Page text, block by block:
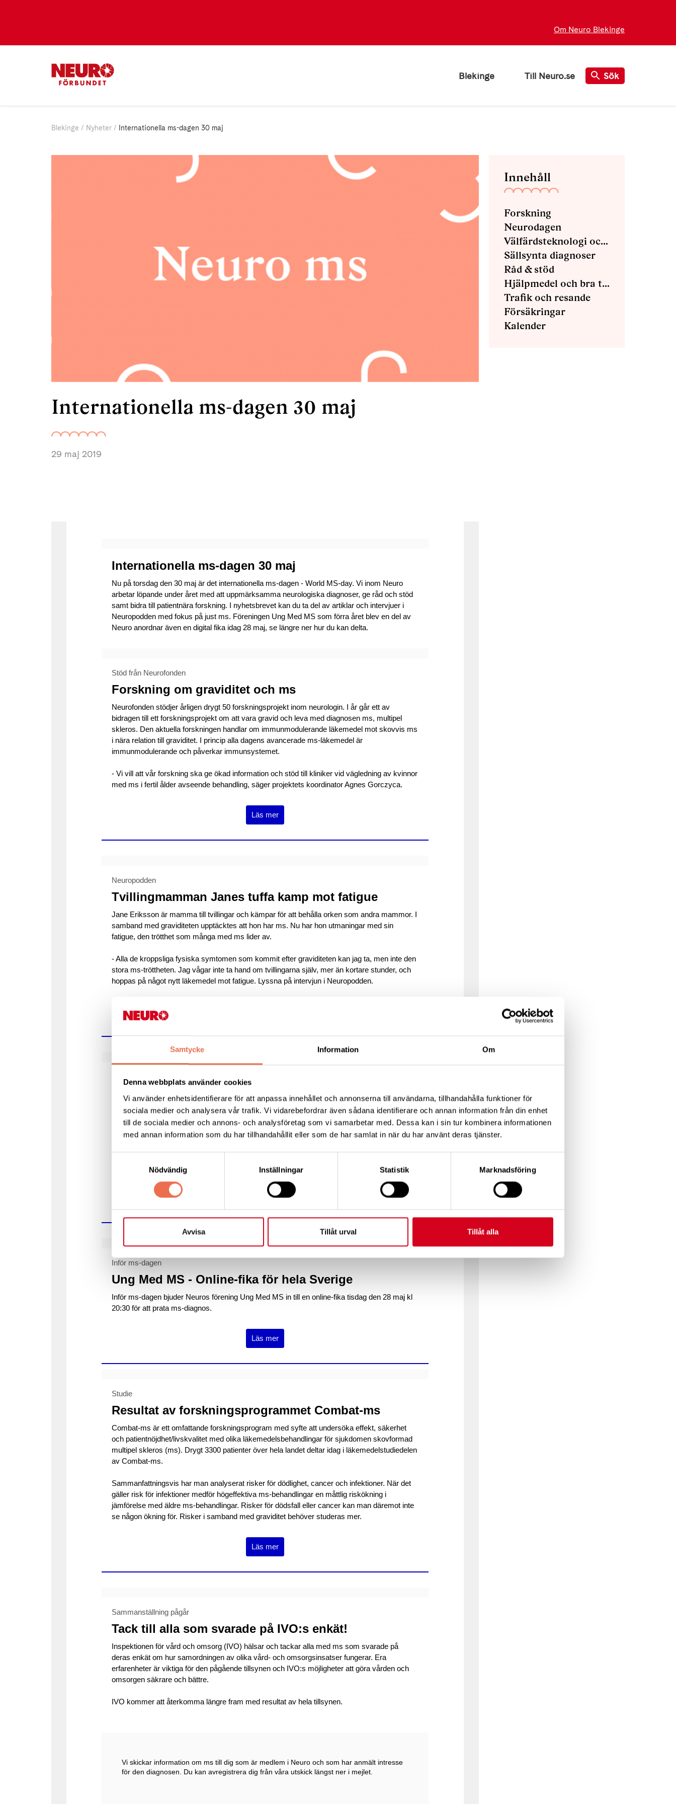
Samtycke Information Om
Denna webbplats använder cookies
Vi använder enhetsidentifierare för att anpassa innehållet och annonserna till användarna, tillhandahålla funktioner för
sociala medier och analysera vår trafik. Vi vidarebefordrar även sådana identifierare och annan information från din enhet
till de sociala medier och annons- och analysföretag som vi samarbetar med. Dessa kan i sin tur kombinera informationen
med annan information som du har tillhandahållit eller som de har samlat in när du har använt deras tjänster.
Nödvändig
Inställningar Statistik Marknadsföring
Avvisa Tillåt urval Tillåt alla
Om Neuro Blekinge
Blekinge Till Neuro.se Sök
Blekinge Nyheter Internationella ms-dagen 30 maj
Internationella ms-dagen 30 maj
29 maj 2019
Internationella ms-dagen 30 maj
Nu på torsdag den 30 maj är det internationella ms-dagen - World MS-day. Vi inom Neuro
arbetar löpande under året med att uppmärksamma neurologiska diagnoser, ge råd och stöd
samt bidra till patientnära forskning. I nyhetsbrevet kan du ta del av artiklar och intervjuer i
Neuropodden med fokus på just ms. Föreningen Ung Med MS som förra året blev en del av
Neuro anordnar även en digital fika idag 28 maj, se längre ner hur du kan delta.
Stöd från Neurofonden
Forskning om graviditet och ms
Neurofonden stödjer årligen drygt 50 forskningsprojekt inom neurologin. I år går ett av
bidragen till ett forskningsprojekt om att vara gravid och leva med diagnosen ms, multipel
skleros. Den aktuella forskningen handlar om immunmodulerande läkemedel mot skovvis ms
i nära relation till graviditet. I princip alla dagens avancerade ms-läkemedel är
immunmodulerande och påverkar immunsystemet.
- Vi vill att vår forskning ska ge ökad information och stöd till kliniker vid vägledning av kvinnor
med ms i fertil ålder avseende behandling, säger projektets koordinator Agnes Gorczyca.
Läs mer
Neuropodden
Tvillingmamman Janes tuffa kamp mot fatigue
Jane Eriksson är mamma till tvillingar och kämpar för att behålla orken som andra mammor. I
samband med graviditeten upptäcktes att hon har ms. Nu har hon utmaningar med sin
fatigue, den trötthet som många med ms lider av.
- Alla de kroppsliga fysiska symtomen som kommit efter graviditeten kan jag ta, men inte den
stora ms-tröttheten. Jag vågar inte ta hand om tvillingarna själv, mer än kortare stunder, och
hoppas på något nytt läkemedel mot fatigue. Lyssna på intervjun i Neuropodden.
World MS Day 30 maj
I år uppmärksammas osynliga symtom på ms-dagen
Den internationella ms-dagen World MS Day den 30 maj uppmärksammar osynliga symtom
extra mycket i år. Det kan exempelvis vara smärta, fatigue, yrsel, inkontinens, domningar och
tyngd i fötter, ben och armar. Det kan vara svårt för omgivning att förstå att man har dessa
utmaningar när man ser frisk ut.
osynliga symtom. Där finns även fler filmer om ms.
Se här
Inför ms-dagen
Ung Med MS - Online-fika för hela Sverige
Inför ms-dagen bjuder Neuros förening Ung Med MS in till en online-fika tisdag den 28 maj kl
20:30 för att prata ms-diagnos.
Läs mer
Studie
Resultat av forskningsprogrammet Combat-ms
Combat-ms är ett omfattande forskningsprogram med syfte att undersöka effekt, säkerhet
och patientnöjdhet/livskvalitet med olika läkemedelsbehandlingar för sjukdomen skovformad
multipel skleros (ms). Drygt 3300 patienter över hela landet deltar idag i läkemedelstudiedelen
av Combat-ms.
Sammanfattningsvis har man analyserat risker för dödlighet, cancer och infektioner. När det
gäller risk för infektioner medför högeffektiva ms-behandlingar en måttlig riskökning i
jämförelse med äldre ms-behandlingar. Risker för dödsfall eller cancer kan man däremot inte
se någon ökning för. Risker i samband med graviditet behöver studeras mer.
Läs mer
Sammanställning pågår
Tack till alla som svarade på IVO:s enkät!
Inspektionen för vård och omsorg (IVO) hälsar och tackar alla med ms som svarade på
deras enkät om hur samordningen av olika vård- och omsorgsinsatser fungerar. Era
erfarenheter är viktiga för den pågående tillsynen och IVO:s möjligheter att göra vården och
omsorgen säkrare och bättre.
IVO kommer att återkomma längre fram med resultat av hela tillsynen.
Vi skickar information om ms till dig som är medlem i Neuro och som har anmält intresse
för den diagnosen. Du kan avregistrera dig från våra utskick längst ner i mejlet.
Innehåll
Forskning
Neurodagen
Välfärdsteknologi och E-hälsa
Sällsynta diagnoser
Råd & stöd
Hjälpmedel och bra tips
Trafik och resande
Försäkringar
Kalender